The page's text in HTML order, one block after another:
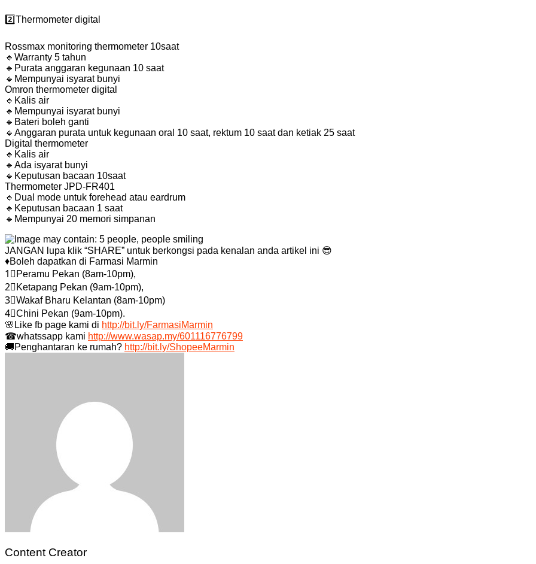
2️⃣Thermometer digital
Rossmax monitoring thermometer 10saat
🔹 Warranty 5 tahun
🔹 Purata anggaran kegunaan 10 saat
🔹 Mempunyai isyarat bunyi
Omron thermometer digital
🔹 Kalis air
🔹 Mempunyai isyarat bunyi
🔹 Bateri boleh ganti
🔹 Anggaran purata untuk kegunaan oral 10 saat, rektum 10 saat dan ketiak 25 saat
Digital thermometer
🔹 Kalis air
🔹 Ada isyarat bunyi
🔹 Keputusan bacaan 10saat
Thermometer JPD-FR401
🔹 Dual mode untuk forehead atau eardrum
🔹 Keputusan bacaan 1 saat
🔹 Mempunyai 20 memori simpanan
JANGAN lupa klik “SHARE” untuk berkongsi pada kenalan anda artikel ini 😎
♦Boleh dapatkan di Farmasi Marmin
1⃣ Peramu Pekan (8am-10pm),
2⃣ Ketapang Pekan (9am-10pm),
3⃣Wakaf Bharu Kelantan (8am-10pm)
4⃣Chini Pekan (9am-10pm).
🌸 Like fb page kami di http://bit.ly/FarmasiMarmin
☎whatssapp kami http://www.wasap.my/601116776799
🚚Penghantaran ke rumah? http://bit.ly/ShopeeMarmin
Content Creator